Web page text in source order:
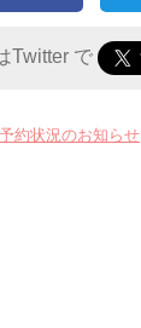
Twitter で
約状況のお知らせ